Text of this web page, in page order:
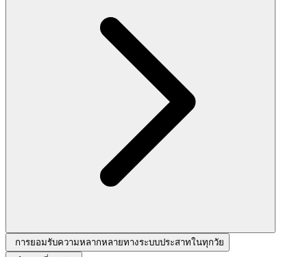
การยอมรับความหลากหลายทางระบบประสาทในทุกวัย